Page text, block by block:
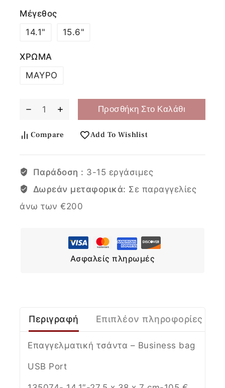
Μέγεθος
14.1"
15.6"
ΧΡΩΜΑ
ΜΑΥΡΟ
Προσθήκη Στο Καλάθι
Compare Add To Wishlist
Παράδοση : 3-15 εργάσιμες
Δωρεάν μεταφορικά: Σε παραγγελίες
άνω των €200
Ασφαλείς πληρωμές
Περιγραφή Επιπλέον πληροφορίες
Επαγγελματική τσάντα – Βusiness bag
USB Port